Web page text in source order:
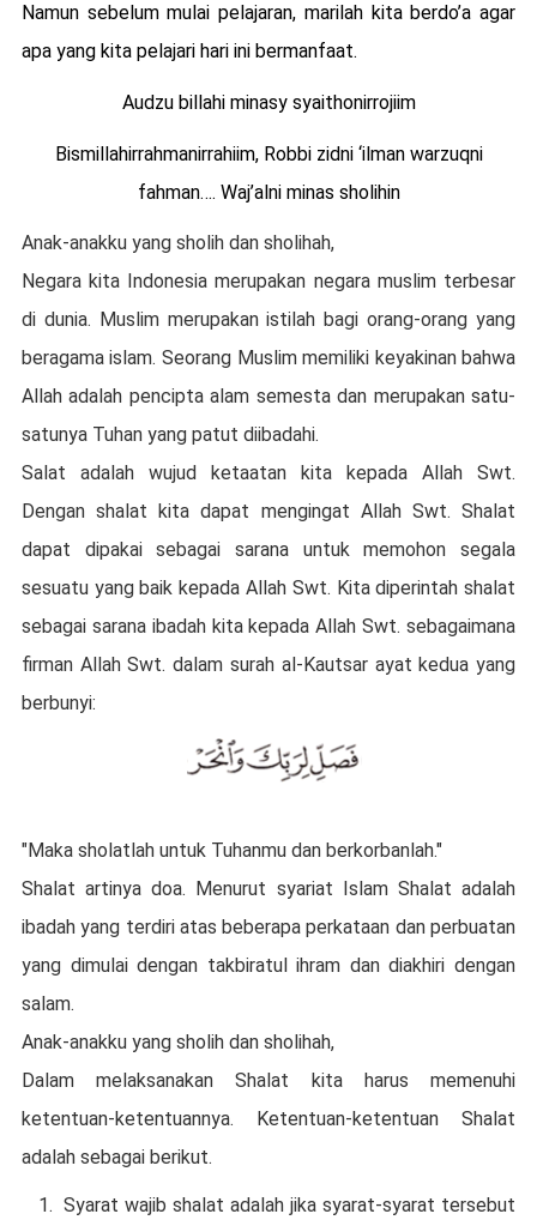
Namun sebelum mulai pelajaran, marilah kita berdo’a agar
apa yang kita pelajari hari ini bermanfaat.
Audzu billahi minasy syaithonirrojiim
Bismillahirrahmanirrahiim, Robbi zidni ‘ilman warzuqni
fahman…. Waj’alni minas sholihin
Anak-anakku yang sholih dan sholihah,
Negara kita Indonesia merupakan negara muslim terbesar
di dunia. Muslim merupakan istilah bagi orang-orang yang
beragama islam. Seorang Muslim memiliki keyakinan bahwa
Allah adalah pencipta alam semesta dan merupakan satu-
satunya Tuhan yang patut diibadahi.
Salat adalah wujud ketaatan kita kepada Allah Swt.
Dengan shalat kita dapat mengingat Allah Swt. Shalat
dapat dipakai sebagai sarana untuk memohon segala
sesuatu yang baik kepada Allah Swt. Kita diperintah shalat
sebagai sarana ibadah kita kepada Allah Swt. sebagaimana
firman Allah Swt. dalam surah al-Kautsar ayat kedua yang
berbunyi:
"Maka sholatlah untuk Tuhanmu dan berkorbanlah."
Shalat artinya doa. Menurut syariat Islam Shalat adalah
ibadah yang terdiri atas beberapa perkataan dan perbuatan
yang dimulai dengan takbiratul ihram dan diakhiri dengan
salam.
Anak-anakku yang sholih dan sholihah,
Dalam melaksanakan Shalat kita harus memenuhi
ketentuan-ketentuannya. Ketentuan-ketentuan Shalat
adalah sebagai berikut.
Syarat wajib shalat adalah jika syarat-syarat tersebut